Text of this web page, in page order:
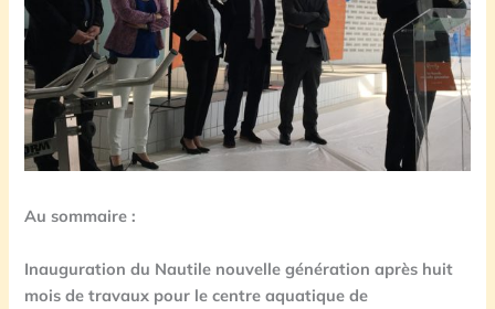
Au sommaire :
Inauguration du Nautile nouvelle génération après huit
mois de travaux pour le centre aquatique de